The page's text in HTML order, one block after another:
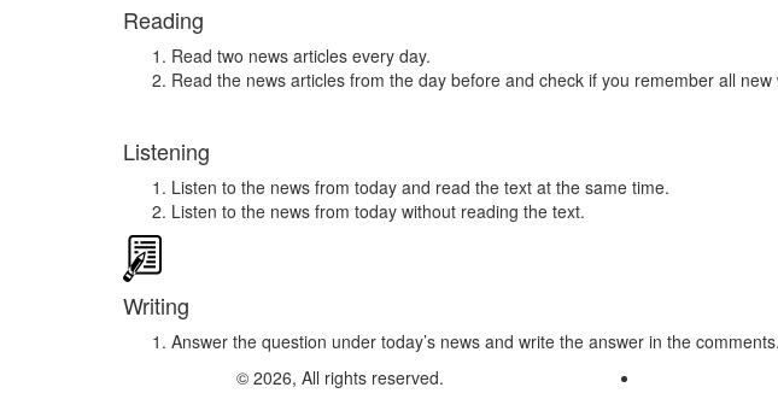
Reading
Read two news articles every day.
Read the news articles from the day before and check if you remember all new
Listening
Listen to the news from today and read the text at the same time.
Listen to the news from today without reading the text.
Writing
Answer the question under today’s news and write the answer in the comments.
© 2026, All rights reserved.